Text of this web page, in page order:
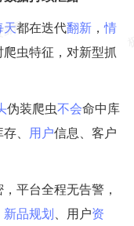
天都在迭代翻新 ，情
爬虫特征，对新型抓
伪装爬虫不会命中库
、 用户信息、客户
平台全程无告警，
新品规划 、用户资